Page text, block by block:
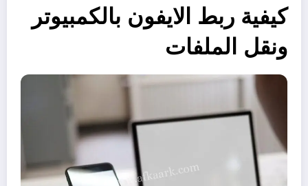
كيفية ربط الايفون بالكمبيوتر
ونقل الملفات